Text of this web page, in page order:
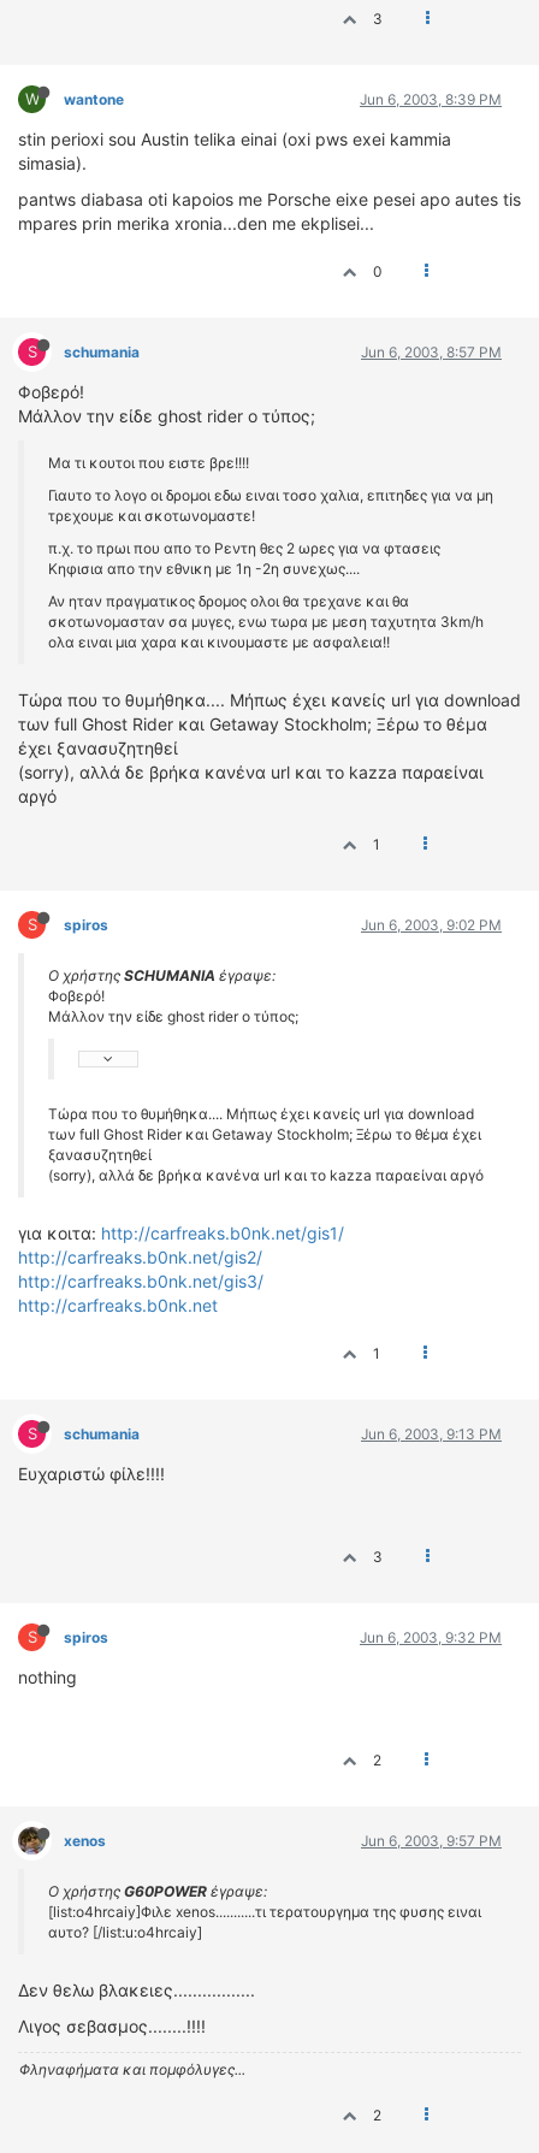
3
W wantone Jun 6, 2003, 8:39 PM
stin perioxi sou Austin telika einai (oxi pws exei kammia
simasia).
pantws diabasa oti kapoios me Porsche eixe pesei apo autes tis
mpares prin merika xronia...den me ekplisei...
0
S schumania Jun 6, 2003, 8:57 PM
Φοβερό!
Μάλλον την είδε ghost rider ο τύπος;
Μα τι κουτοι που ειστε βρε!!!!
Γιαυτο το λογο οι δρομοι εδω ειναι τοσο χαλια, επιτηδες για να μη
τρεχουμε και σκοτωνομαστε!
π.χ. το πρωι που απο το Ρεντη θες 2 ωρες για να φτασεις
Κηφισια απο την εθνικη με 1η -2η συνεχως....
Αν ηταν πραγματικος δρομος ολοι θα τρεχανε και θα
σκοτωνομασταν σα μυγες, ενω τωρα με μεση ταχυτητα 3km/h
ολα ειναι μια χαρα και κινουμαστε με ασφαλεια!!
Τώρα που το θυμήθηκα.... Μήπως έχει κανείς url για download
των full Ghost Rider και Getaway Stockholm; Ξέρω το θέμα
έχει ξανασυζητηθεί
(sorry), αλλά δε βρήκα κανένα url και το kazza παραείναι
αργό
1
S spiros Jun 6, 2003, 9:02 PM
Ο χρήστης SCHUMANIA έγραψε:
Φοβερό!
Μάλλον την είδε ghost rider ο τύπος;
Τώρα που το θυμήθηκα.... Μήπως έχει κανείς url για download
των full Ghost Rider και Getaway Stockholm; Ξέρω το θέμα έχει
ξανασυζητηθεί
(sorry), αλλά δε βρήκα κανένα url και το kazza παραείναι αργό
για κοιτα: http://carfreaks.b0nk.net/gis1/
http://carfreaks.b0nk.net/gis2/
http://carfreaks.b0nk.net/gis3/
http://carfreaks.b0nk.net
1
S schumania Jun 6, 2003, 9:13 PM
Ευχαριστώ φίλε!!!!
3
S spiros Jun 6, 2003, 9:32 PM
nothing
2
xenos Jun 6, 2003, 9:57 PM
Ο χρήστης G60POWER έγραψε:
[list:o4hrcaiy]Φιλε xenos...........τι τερατουργημα της φυσης ειναι
αυτο? [/list:u:o4hrcaiy]
Δεν θελω βλακειες.................
Λιγος σεβασμος........!!!!
Φληναφήματα και πομφόλυγες...
2